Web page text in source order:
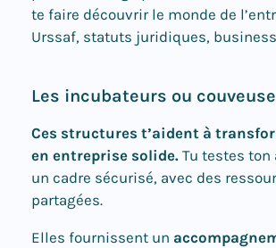
te faire découvrir le monde de
Urssaf, statuts juridiques,
Les incubateurs ou
Ces structures t’aident à
en entreprise solide. Tu testes
un cadre sécurisé, avec des
partagées.
Elles fournissent un